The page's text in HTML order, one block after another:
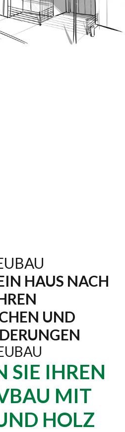
HAUS NACH
UND
SIE IHREN
MIT
HOLZ